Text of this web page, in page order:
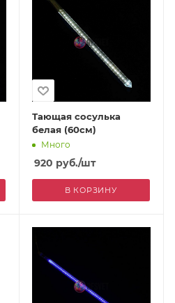
Тающая сосулька
белая (60см)
Много
920 руб./шт
В КОРЗИНУ